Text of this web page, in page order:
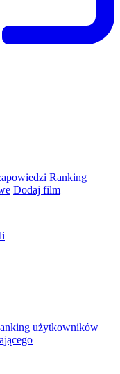
Ranking
Dodaj film
użytkowników